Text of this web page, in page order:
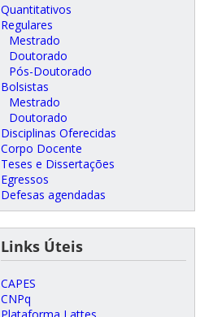
Quantitativos
Regulares
Mestrado
Doutorado
Pós-Doutorado
Bolsistas
Mestrado
Doutorado
Disciplinas Oferecidas
Corpo Docente
Teses e Dissertações
Egressos
Defesas agendadas
Links Úteis
CAPES
CNPq